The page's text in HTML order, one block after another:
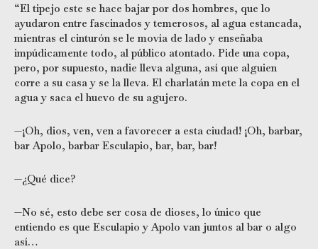
“El tipejo este se hace bajar por dos hombres, que lo
ayudaron entre fascinados y temerosos, al agua estancada,
mientras el cinturón se le movía de lado y enseñaba
impúdicamente todo, al público atontado. Pide una copa,
pero, por supuesto, nadie lleva alguna, así que alguien
corre a su casa y se la lleva. El charlatán mete la copa en el
agua y saca el huevo de su agujero.
—¡Oh, dios, ven, ven a favorecer a esta ciudad! ¡Oh, barbar,
bar Apolo, barbar Esculapio, bar, bar, bar!
—¿Qué dice?
—No sé, esto debe ser cosa de dioses, lo único que
entiendo es que Esculapio y Apolo van juntos al bar o algo
así…